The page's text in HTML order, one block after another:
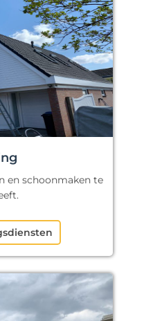
en schoonmaken te